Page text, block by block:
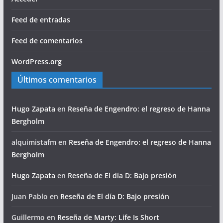
Feed de entradas
Feed de comentarios
WordPress.org
Últimos comentarios
Hugo Zapata en Reseña de Engendro: el regreso de Hanna
Bergholm
alquimistafmen Reseña de Engendro: el regreso de Hanna
Bergholm
Hugo Zapata en Reseña de El día D: Bajo presión
Juan Pablo en Reseña de El día D: Bajo presión
Guillermo en Reseña de Marty: Life Is Short